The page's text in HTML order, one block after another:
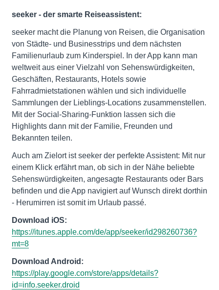
seeker - der smarte Reiseassistent:
seeker macht die Planung von Reisen, die Organisation
von Städte- und Businesstrips und dem nächsten
Familienurlaub zum Kinderspiel. In der App kann man
weltweit aus einer Vielzahl von Sehenswürdigkeiten,
Geschäften, Restaurants, Hotels sowie
Fahrradmietstationen wählen und sich individuelle
Sammlungen der Lieblings-Locations zusammenstellen.
Mit der Social-Sharing-Funktion lassen sich die
Highlights dann mit der Familie, Freunden und
Bekannten teilen.
Auch am Zielort ist seeker der perfekte Assistent: Mit nur
einem Klick erfährt man, ob sich in der Nähe beliebte
Sehenswürdigkeiten, angesagte Restaurants oder Bars
befinden und die App navigiert auf Wunsch direkt dorthin
- Herumirren ist somit im Urlaub passé.
Download iOS:
https://itunes.apple.com/de/app/seeker/id298260736?
mt=8
Download Android:
https://play.google.com/store/apps/details?
id=info.seeker.droid